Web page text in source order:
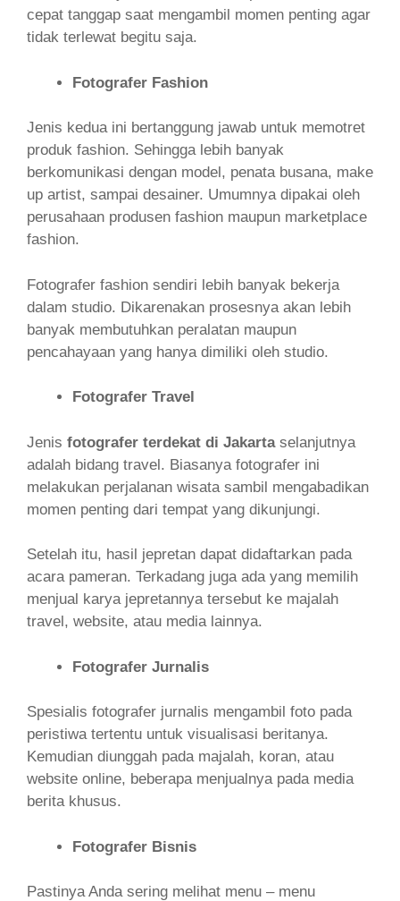
cepat tanggap saat mengambil momen penting agar
tidak terlewat begitu saja.
Fotografer Fashion
Jenis kedua ini bertanggung jawab untuk memotret
produk fashion. Sehingga lebih banyak
berkomunikasi dengan model, penata busana, make
up artist, sampai desainer. Umumnya dipakai oleh
perusahaan produsen fashion maupun marketplace
fashion.
Fotografer fashion sendiri lebih banyak bekerja
dalam studio. Dikarenakan prosesnya akan lebih
banyak membutuhkan peralatan maupun
pencahayaan yang hanya dimiliki oleh studio.
Fotografer Travel
Jenis fotografer terdekat di Jakarta selanjutnya
adalah bidang travel. Biasanya fotografer ini
melakukan perjalanan wisata sambil mengabadikan
momen penting dari tempat yang dikunjungi.
Setelah itu, hasil jepretan dapat didaftarkan pada
acara pameran. Terkadang juga ada yang memilih
menjual karya jepretannya tersebut ke majalah
travel, website, atau media lainnya.
Fotografer Jurnalis
Spesialis fotografer jurnalis mengambil foto pada
peristiwa tertentu untuk visualisasi beritanya.
Kemudian diunggah pada majalah, koran, atau
website online, beberapa menjualnya pada media
berita khusus.
Fotografer Bisnis
Pastinya Anda sering melihat menu – menu